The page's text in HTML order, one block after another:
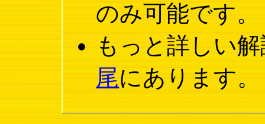
のみ可能です。
もっと詳しい
尾にあります。